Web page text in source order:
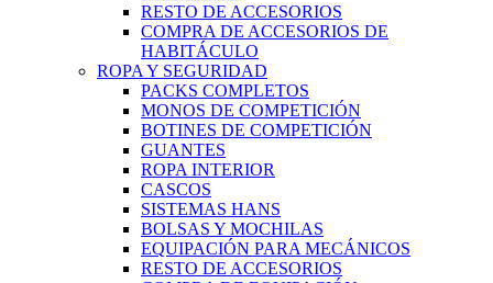
RESTO DE ACCESORIOS
COMPRA DE ACCESORIOS DE
HABITÁCULO
ROPA Y SEGURIDAD
PACKS COMPLETOS
MONOS DE COMPETICIÓN
BOTINES DE COMPETICIÓN
GUANTES
ROPA INTERIOR
CASCOS
SISTEMAS HANS
BOLSAS Y MOCHILAS
EQUIPACIÓN PARA MECÁNICOS
RESTO DE ACCESORIOS